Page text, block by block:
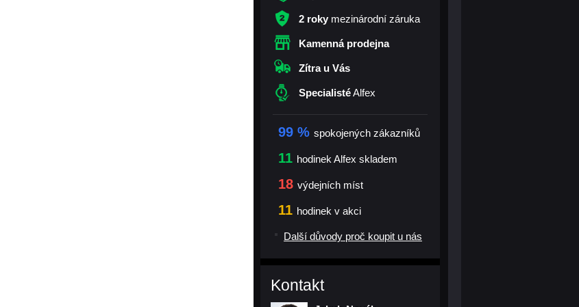
2 roky mezinárodní záruka
Kamenná prodejna
Zítra u Vás
SpecialistéAlfex
99 % spokojených zákazníků
11 hodinek Alfex skladem
18 výdejních míst
11 hodinek v akci
Další důvody proč koupit u nás
Kontakt